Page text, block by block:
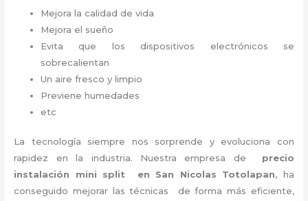
Mejora la calidad de vida
Mejora el sueño
Evita que los dispositivos electrónicos se
sobrecalientan
Un aire fresco y limpio
Previene humedades
etc
La tecnología siempre nos sorprende y evoluciona con
rapidez en la industria. Nuestra empresa de precio
instalación mini split en San Nicolas Totolapan, ha
conseguido mejorar las técnicas de forma más eficiente,